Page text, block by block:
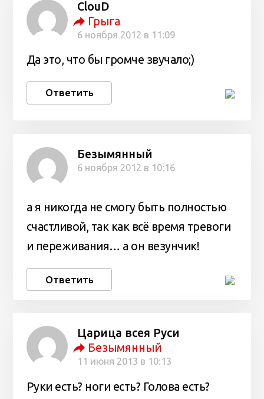
ClouD
Грыга
6 ноября 2012 в 11:09
Да это, что бы громче звучало;)
Ответить
Безымянный
6 ноября 2012 в 10:16
а я никогда не смогу быть полностью
счастливой, так как всё время тревоги
и переживания… а он везунчик!
Ответить
Царица всея Руси
Безымянный
11 июня 2013 в 10:13
Руки есть? ноги есть? Голова есть?